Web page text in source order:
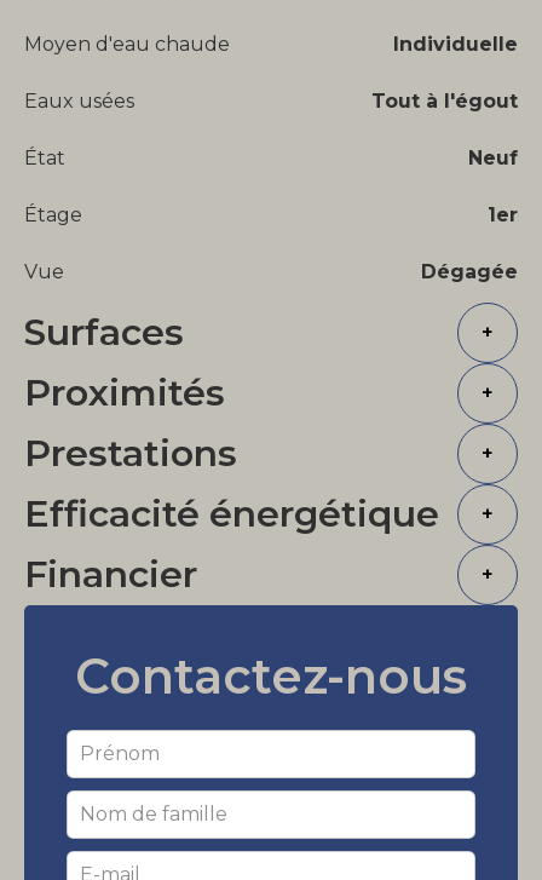
Moyen d'eau chaude Individuelle
Eaux usées Tout à l'égout
État Neuf
Étage 1er
Vue Dégagée
Surfaces +
Proximités +
Prestations +
Efficacité énergétique +
Financier +
Contactez-nous